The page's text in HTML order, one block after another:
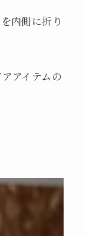
内側に折り
アイテムの